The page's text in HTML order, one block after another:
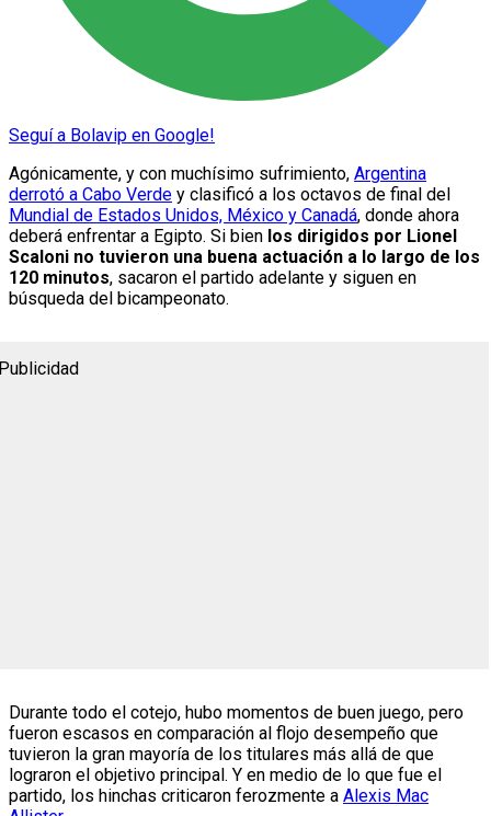
Seguí a Bolavip en Google!
Agónicamente, y con muchísimo sufrimiento, Argentina
derrotó a Cabo Verde y clasificó a los octavos de final del
Mundial de Estados Unidos, México y Canadá, donde ahora
deberá enfrentar a Egipto. Si bien los dirigidos por Lionel
Scaloni no tuvieron una buena actuación a lo largo de los
120 minutos, sacaron el partido adelante y siguen en
búsqueda del bicampeonato.
Durante todo el cotejo, hubo momentos de buen juego, pero
fueron escasos en comparación al flojo desempeño que
tuvieron la gran mayoría de los titulares más allá de que
lograron el objetivo principal. Y en medio de lo que fue el
partido, los hinchas criticaron ferozmente a Alexis Mac